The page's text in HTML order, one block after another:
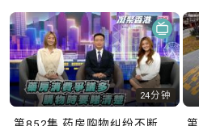
24分钟